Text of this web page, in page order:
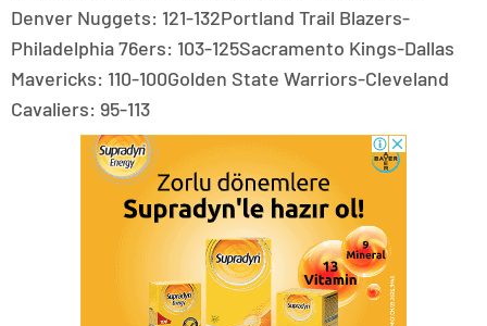
Denver Nuggets: 121-132Portland Trail Blazers-
Philadelphia 76ers: 103-125Sacramento Kings-Dallas
Mavericks: 110-100Golden State Warriors-Cleveland
Cavaliers: 95-113